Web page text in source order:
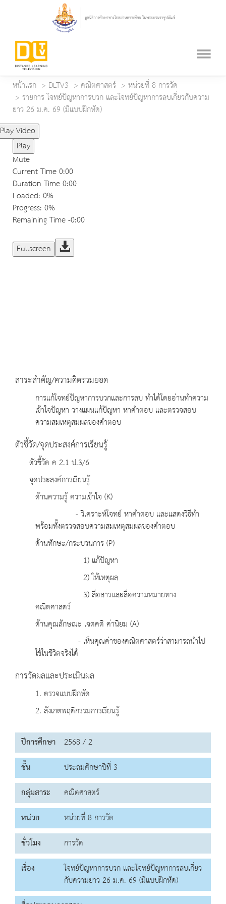
หน้าแรก DLTV3 คณิตศาสตร์
หน่วยที่ 8 การวัด
รายการ โจทย์ปัญหาการบวก และโจทย์ปัญหาการลบเกี่ยวกับความ
ยาว 26 ม.ค. 69 (มีแบบฝึกหัด)
Play Video
Play
Mute
Current Time0:00
Duration Time0:00
Loaded: 0%
Progress: 0%
Remaining Time-0:00
Fullscreen
สาระสำคัญ/ความคิดรวมยอด
การแก้โจทย์ปัญหาการบวกและการลบ ทำได้โดยอ่านทำความ
เข้าใจปัญหา วางแผนแก้ปัญหา หาคำตอบ และตรวจสอบ
ความสมเหตุสมผลของคำตอบ
ตัวชี้วัด/จุดประสงค์การเรียนรู้
ตัวชี้วัด ค 2.1 ป.3/6
จุดประสงค์การเรียนรู้
ด้านความรู้ ความเข้าใจ (K)
- วิเคราะห์โจทย์ หาคำตอบ และแสดงวิธีทำ
พร้อมทั้งตรวจสอบความสมเหตุสมผลของคำตอบ
ด้านทักษะ/กระบวนการ (P)
1) แก้ปัญหา
2) ให้เหตุผล
3) สื่อสารและสื่อความหมายทาง
คณิตศาสตร์
ด้านคุณลักษณะ เจตคติ ค่านิยม (A)
- เห็นคุณค่าของคณิตศาสตร์ว่าสามารถนำไป
ใช้ในชีวิตจริงได้
การวัดผลและประเมินผล
1. ตรวจแบบฝึกหัด
2. สังเกตพฤติกรรมการเรียนรู้
ปีการศึกษา 2568 / 2
ชั้น
ประถมศึกษาปีที่ 3
กลุ่มสาระ
คณิตศาสตร์
หน่วย
หน่วยที่ 8 การวัด
ชั่วโมง
การวัด
เรื่อง
โจทย์ปัญหาการบวก และโจทย์ปัญหาการลบเกี่ยว
กับความยาว 26 ม.ค. 69 (มีแบบฝึกหัด)